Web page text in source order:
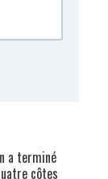
a terminé
côtes